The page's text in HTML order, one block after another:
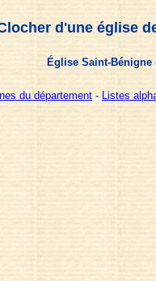
d'une église
Église Saint-
du département - Listes